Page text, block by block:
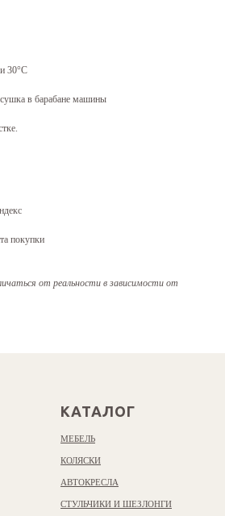
30°С
в барабане машины
покупки
от реальности в зависимости от
КАТАЛОГ
МЕБЕЛЬ
КОЛЯСКИ
АВТОКРЕСЛА
СТУЛЬЧИКИ И ШЕЗЛОНГИ